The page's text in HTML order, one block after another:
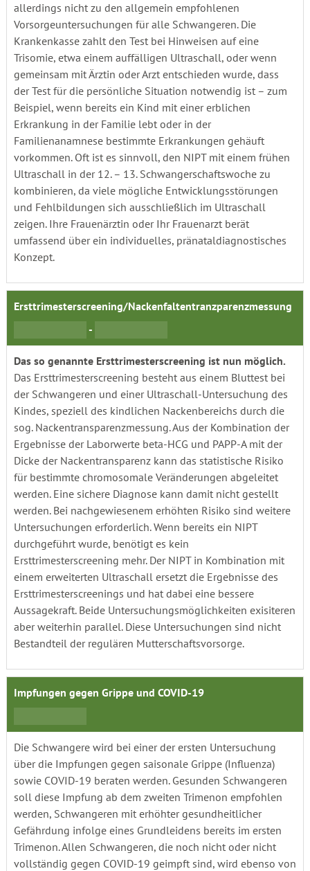
allerdings nicht zu den allgemein empfohlenen
Vorsorgeuntersuchungen für alle Schwangeren. Die
Krankenkasse zahlt den Test bei Hinweisen auf eine
Trisomie, etwa einem auffälligen Ultraschall, oder wenn
gemeinsam mit Ärztin oder Arzt entschieden wurde, dass
der Test für die persönliche Situation notwendig ist – zum
Beispiel, wenn bereits ein Kind mit einer erblichen
Erkrankung in der Familie lebt oder in der
Familienanamnese bestimmte Erkrankungen gehäuft
vorkommen. Oft ist es sinnvoll, den NIPT mit einem frühen
Ultraschall in der 12. – 13. Schwangerschaftswoche zu
kombinieren, da viele mögliche Entwicklungsstörungen
und Fehlbildungen sich ausschließlich im Ultraschall
zeigen. Ihre Frauenärztin oder Ihr Frauenarzt berät
umfassend über ein individuelles, pränataldiagnostisches
Konzept.
Ersttrimesterscreening/Nackenfaltentranzparenzmessung
-
Das so genannte Ersttrimesterscreening ist nun möglich.
Das Ersttrimesterscreening besteht aus einem Bluttest bei
der Schwangeren und einer Ultraschall-Untersuchung des
Kindes, speziell des kindlichen Nackenbereichs durch die
sog. Nackentransparenzmessung. Aus der Kombination der
Ergebnisse der Laborwerte beta-HCG und PAPP-A mit der
Dicke der Nackentransparenz kann das statistische Risiko
für bestimmte chromosomale Veränderungen abgeleitet
werden. Eine sichere Diagnose kann damit nicht gestellt
werden. Bei nachgewiesenem erhöhten Risiko sind weitere
Untersuchungen erforderlich. Wenn bereits ein NIPT
durchgeführt wurde, benötigt es kein
Ersttrimesterscreening mehr. Der NIPT in Kombination mit
einem erweiterten Ultraschall ersetzt die Ergebnisse des
Ersttrimesterscreenings und hat dabei eine bessere
Aussagekraft. Beide Untersuchungsmöglichkeiten exisiteren
aber weiterhin parallel. Diese Untersuchungen sind nicht
Bestandteil der regulären Mutterschaftsvorsorge.
Impfungen gegen Grippe und COVID-19
Die Schwangere wird bei einer der ersten Untersuchung
über die Impfungen gegen saisonale Grippe (Influenza)
sowie COVID-19 beraten werden. Gesunden Schwangeren
soll diese Impfung ab dem zweiten Trimenon empfohlen
werden, Schwangeren mit erhöhter gesundheitlicher
Gefährdung infolge eines Grundleidens bereits im ersten
Trimenon. Allen Schwangeren, die noch nicht oder nicht
vollständig gegen COVID-19 geimpft sind, wird ebenso von